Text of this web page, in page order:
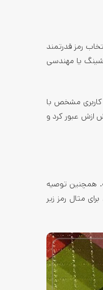
رمز قدرتمند
فیشینگ یا مهندسی
کاربری مشخص با
ازش عبور کرد و
همچنین توصیه
مثال رمز زیر